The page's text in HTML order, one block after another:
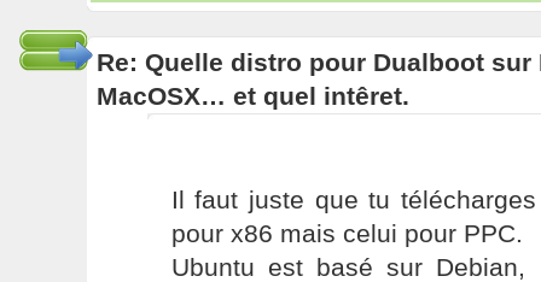
Re: Quelle distro pour Dualboot sur
MacOSX… et quel intêret.
Il faut juste que tu
pour x86 mais celui pour PPC.
Ubuntu est basé sur Debian,